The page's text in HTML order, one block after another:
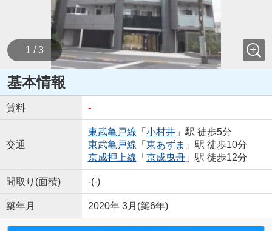
1 / 3
基本情報
賃料 -
交通
東武亀戸線 「 小村井」駅 徒歩5分
東武亀戸線 「 東あずま 」駅 徒歩10分
京成押上線 「 京成曳舟」駅 徒歩12分
間取り(面積) -(-)
築年月 2020年 3月(築6年)